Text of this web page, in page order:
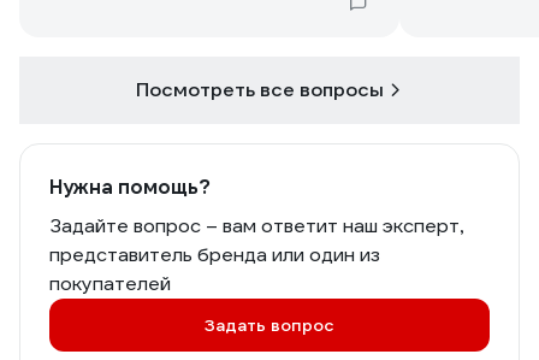
Посмотреть все вопросы
Нужна помощь?
Задайте вопрос – вам ответит наш эксперт,
представитель бренда или один из
покупателей
Задать вопрос